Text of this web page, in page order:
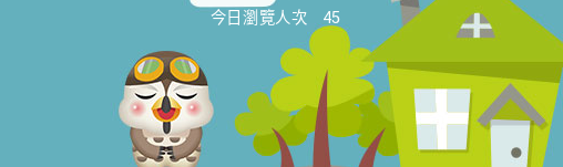
今日瀏覽人次
45